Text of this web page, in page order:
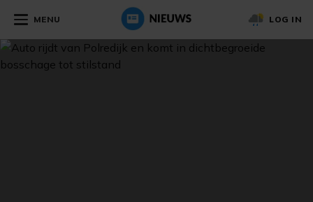
MENU LOG IN